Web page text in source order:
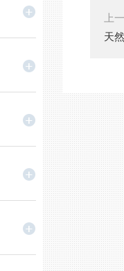
上
天